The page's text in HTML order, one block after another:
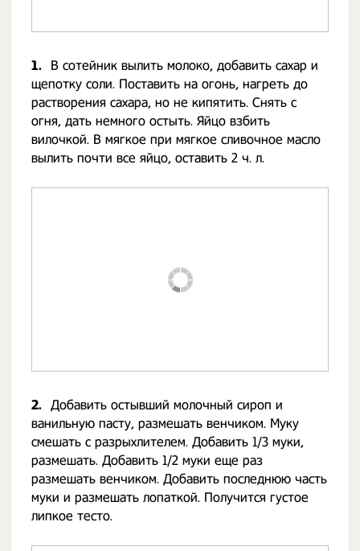
1.
В сотейник вылить молоко, добавить сахар и
щепотку соли. Поставить на огонь, нагреть до
растворения сахара, но не кипятить. Снять с
огня, дать немного остыть. Яйцо взбить
вилочкой. В мягкое при мягкое сливочное масло
вылить почти все яйцо, оставить 2 ч. л.
2. Добавить остывший молочный сироп и
ванильную пасту, размешать венчиком. Муку
смешать с разрыхлителем. Добавить 1/3 муки,
размешать. Добавить 1/2 муки еще раз
размешать венчиком. Добавить последнюю часть
муки и размешать лопаткой. Получится густое
липкое тесто.